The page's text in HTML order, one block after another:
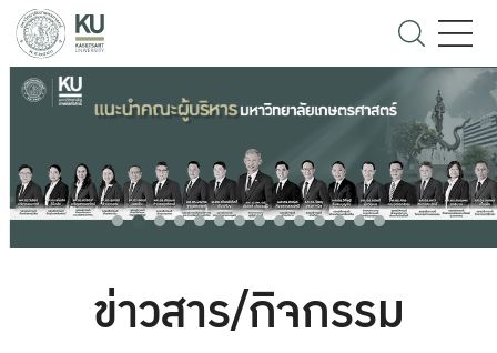
ข่าวสาร/กิจกรรม